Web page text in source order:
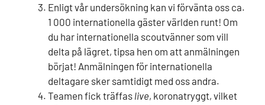
Enligt vår undersökning kan vi förvänta oss ca.
1 000 internationella gäster världen runt! Om
du har internationella scoutvänner som vill
delta på lägret, tipsa hen om att anmälningen
börjat! Anmälningen för internationella
deltagare sker samtidigt med oss andra.
Teamen fick träffas live, koronatryggt, vilket